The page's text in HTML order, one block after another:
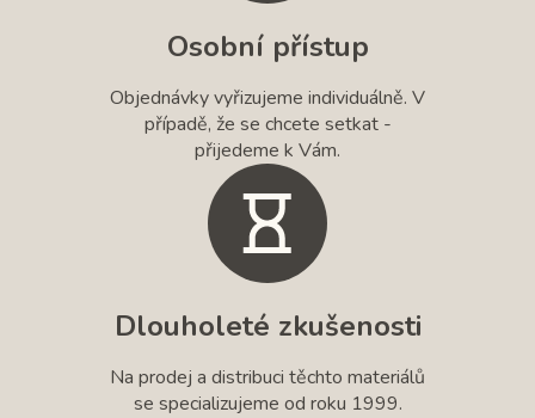
Osobní přístup
Objednávky vyřizujeme individuálně. V
případě, že se chcete setkat -
přijedeme k Vám.
Dlouholeté zkušenosti
Na prodej a distribuci těchto materiálů
se specializujeme od roku 1999.